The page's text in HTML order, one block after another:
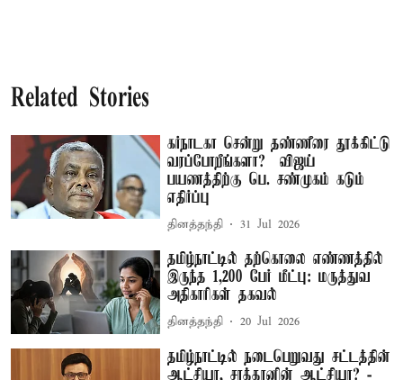
Related Stories
கர்நாடகா சென்று தண்ணீரை தூக்கிட்டு
வரப்போறீங்களா? – விஜய்
பயணத்திற்கு பெ. சண்முகம் கடும்
எதிர்ப்பு
தினத்தந்தி 31 Jul 2026
தமிழ்நாட்டில் தற்கொலை எண்ணத்தில்
இருந்த 1,200 பேர் மீட்பு: மருத்துவ
அதிகாரிகள் தகவல்
தினத்தந்தி 20 Jul 2026
தமிழ்நாட்டில் நடைபெறுவது சட்டத்தின்
ஆட்சியா, சாத்தானின் ஆட்சியா? -